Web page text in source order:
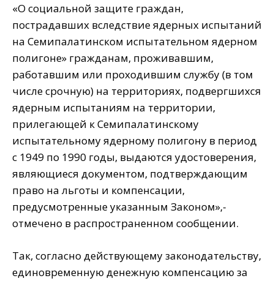
«О социальной защите граждан,
пострадавших вследствие ядерных испытаний
на Семипалатинском испытательном ядерном
полигоне» гражданам, проживавшим,
работавшим или проходившим службу (в том
числе срочную) на территориях, подвергшихся
ядерным испытаниям на территории,
прилегающей к Семипалатинскому
испытательному ядерному полигону в период
с 1949 по 1990 годы, выдаются удостоверения,
являющиеся документом, подтверждающим
право на льготы и компенсации,
предусмотренные указанным Законом»,-
отмечено в распространенном сообщении.
Так, согласно действующему законодательству,
единовременную денежную компенсацию за